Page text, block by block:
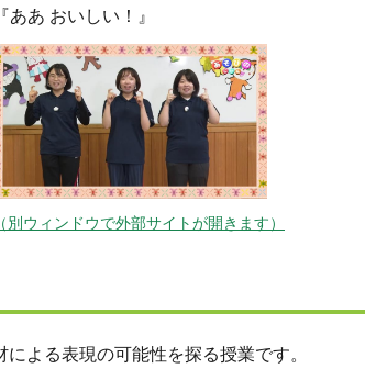
『ああ おいしい！』
（別ウィンドウで外部サイトが開きます）
よる表現の可能性を探る授業です。